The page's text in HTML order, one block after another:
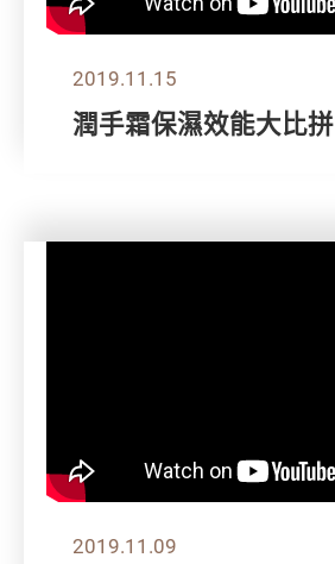
2019.11.15
潤手霜保濕效能大比拼
2019.11.09